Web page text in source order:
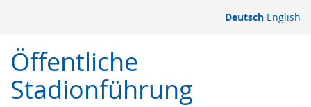
springen
Deutsch English
Öffentliche
Stadionführung